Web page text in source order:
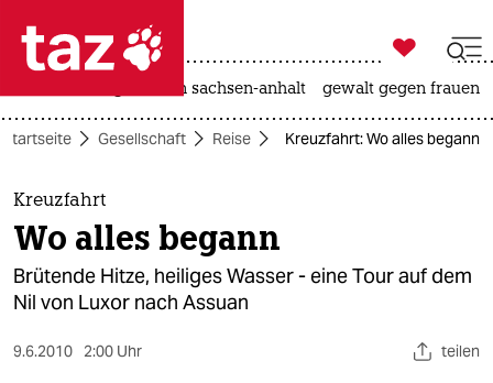
 taz zahl ich
taz zahl ich
themen
politik
öko
gesellschaft

taz zahl ich
landtagswahl in sachsen-anhalt gewalt gegen frauen
Startseite Gesellschaft Reise Kreuzfahrt: Wo alles begann
Kreuzfahrt
Wo alles begann
Brütende Hitze, heiliges Wasser - eine Tour auf dem
Nil von Luxor nach Assuan
9.6.2010 2:00 Uhr teilen